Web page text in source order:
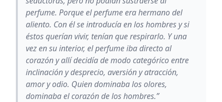
perfume. Porque el perfume era hermano del
aliento. Con él se introducía en los hombres y si
éstos querían vivir, tenían que respirarlo. Y una
vez en su interior, el perfume iba directo al
corazón y allí decidía de modo categórico entre
inclinación y desprecio, aversión y atracción,
amor y odio. Quien dominaba los olores,
dominaba el corazón de los hombres.”